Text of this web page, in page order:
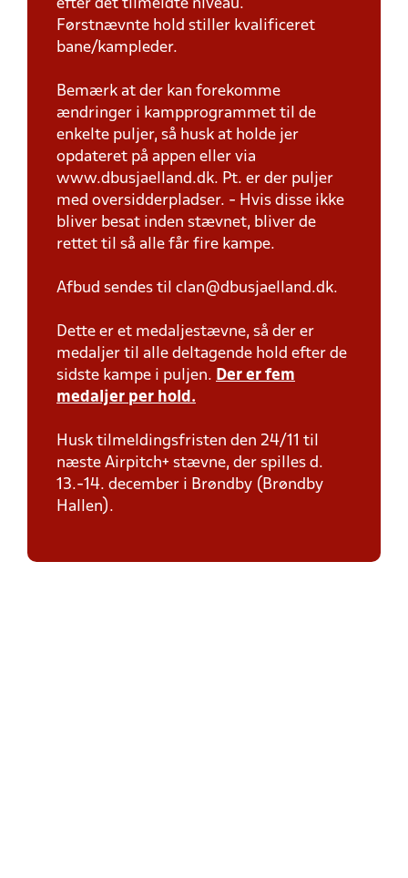
efter det tilmeldte niveau.
Førstnævnte hold stiller kvalificeret
bane/kampleder.
Bemærk at der kan forekomme
ændringer i kampprogrammet til de
enkelte puljer, så husk at holde jer
opdateret på appen eller via
www.dbusjaelland.dk. Pt. er der puljer
med oversidderpladser. - Hvis disse ikke
bliver besat inden stævnet, bliver de
rettet til så alle får fire kampe.
Afbud sendes til clan@dbusjaelland.dk.
Dette er et medaljestævne, så der er
medaljer til alle deltagende hold efter de
sidste kampe i puljen. Der er fem
medaljer per hold.
Husk tilmeldingsfristen den 24/11 til
næste Airpitch+ stævne, der spilles d.
13.-14. december i Brøndby (Brøndby
Hallen).